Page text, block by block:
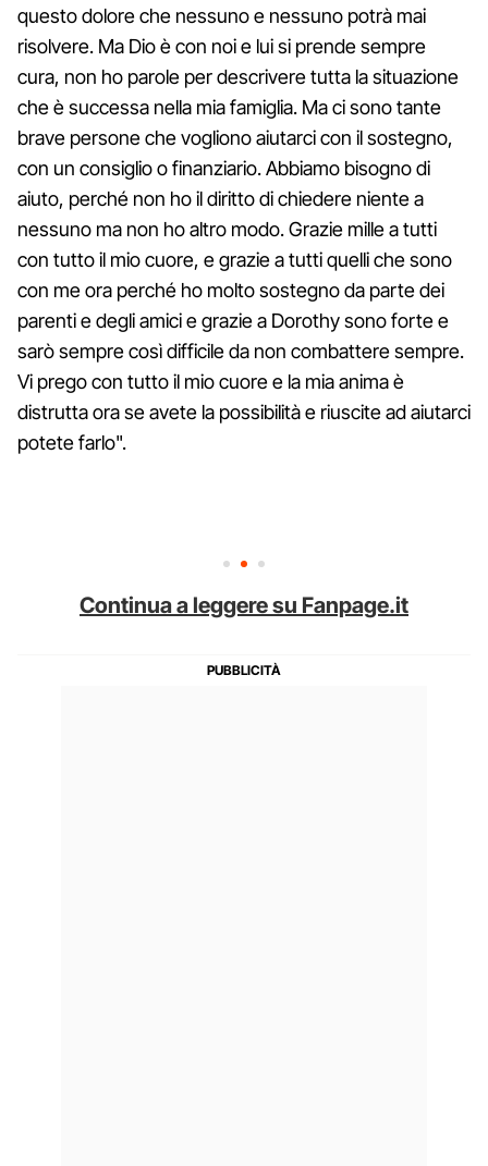
questo dolore che nessuno e nessuno potrà mai
risolvere. Ma Dio è con noi e lui si prende sempre
cura, non ho parole per descrivere tutta la situazione
che è successa nella mia famiglia. Ma ci sono tante
brave persone che vogliono aiutarci con il sostegno,
con un consiglio o finanziario. Abbiamo bisogno di
aiuto, perché non ho il diritto di chiedere niente a
nessuno ma non ho altro modo. Grazie mille a tutti
con tutto il mio cuore, e grazie a tutti quelli che sono
con me ora perché ho molto sostegno da parte dei
parenti e degli amici e grazie a Dorothy sono forte e
sarò sempre così difficile da non combattere sempre.
Vi prego con tutto il mio cuore e la mia anima è
distrutta ora se avete la possibilità e riuscite ad aiutarci
potete farlo".
Continua a leggere su Fanpage.it